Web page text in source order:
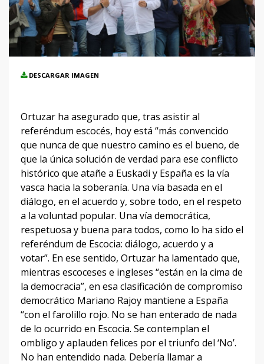
DESCARGAR IMAGEN
Ortuzar ha asegurado que, tras asistir al
referéndum escocés, hoy está “más convencido
que nunca de que nuestro camino es el bueno, de
que la única solución de verdad para ese conflicto
histórico que atañe a Euskadi y España es la vía
vasca hacia la soberanía. Una vía basada en el
diálogo, en el acuerdo y, sobre todo, en el respeto
a la voluntad popular. Una vía democrática,
respetuosa y buena para todos, como lo ha sido el
referéndum de Escocia: diálogo, acuerdo y a
votar”. En ese sentido, Ortuzar ha lamentado que,
mientras escoceses e ingleses “están en la cima de
la democracia”, en esa clasificación de compromiso
democrático Mariano Rajoy mantiene a España
“con el farolillo rojo. No se han enterado de nada
de lo ocurrido en Escocia. Se contemplan el
ombligo y aplauden felices por el triunfo del ‘No’.
No han entendido nada. Debería llamar a